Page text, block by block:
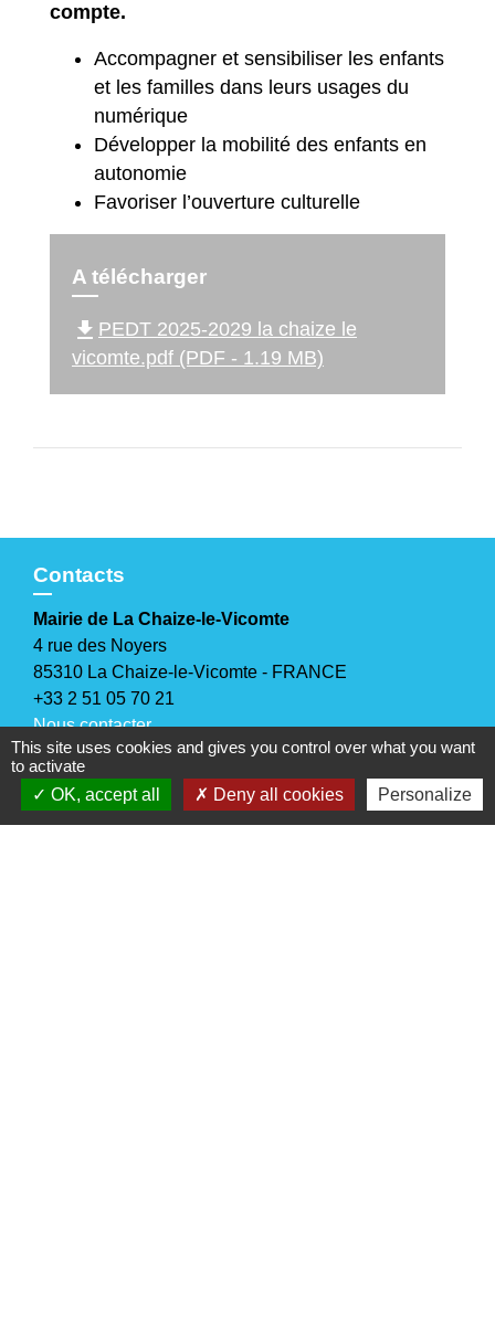
compte.
Accompagner et sensibiliser les enfants
et les familles dans leurs usages du
numérique
Développer la mobilité des enfants en
autonomie
Favoriser l’ouverture culturelle
A télécharger
file_download PEDT 2025-2029 la chaize le
vicomte.pdf (PDF - 1.19 MB)
Contacts
Mairie de La Chaize-le-Vicomte
4 rue des Noyers
85310 La Chaize-le-Vicomte - FRANCE
+33 2 51 05 70 21
Nous contacter
Horaires d'ouverture
Lundi, mercredi et jeudi
: 9h-12h30 / 14h-17h30
This site uses cookies and gives you control over what you want
to activate
OK, accept all
Deny all cookies Personalize